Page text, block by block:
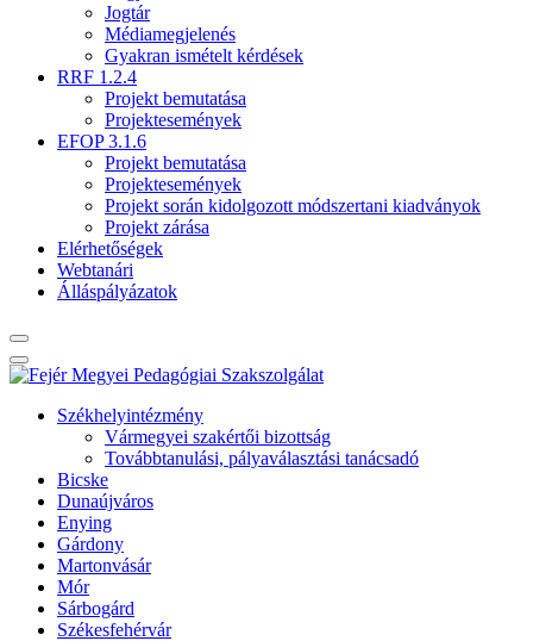
Jogtár
Médiamegjelenés
Gyakran ismételt kérdések
RRF 1.2.4
Projekt bemutatása
Projektesemények
EFOP 3.1.6
Projekt bemutatása
Projektesemények
Projekt során kidolgozott módszertani kiadványok
Projekt zárása
Elérhetőségek
Webtanári
Álláspályázatok
Székhelyintézmény
Vármegyei szakértői bizottság
Továbbtanulási, pályaválasztási tanácsadó
Bicske
Dunaújváros
Enying
Gárdony
Martonvásár
Mór
Sárbogárd
Székesfehérvár